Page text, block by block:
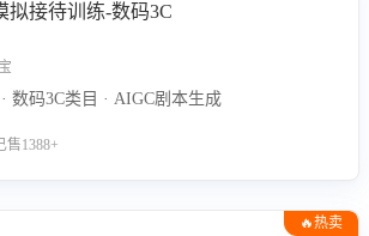
拟接待训练-数码3C
数码3C类目 · AIGC剧本生成
售1388+
🔥热卖